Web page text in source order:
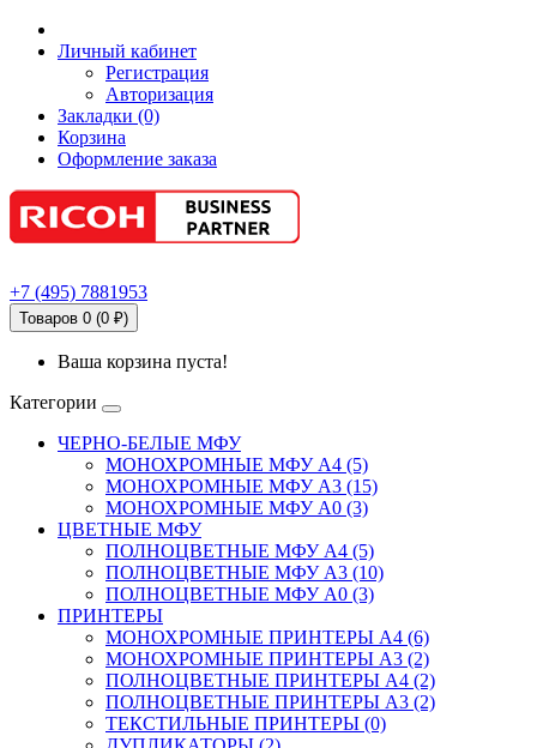
Личный кабинет
Регистрация
Авторизация
Закладки (0)
Корзина
Оформление заказа
+7 (495) 7881953
Товаров 0 (0 ₽)
Ваша корзина пуста!
Категории
ЧЕРНО-БЕЛЫЕ МФУ
МОНОХРОМНЫЕ МФУ А4 (5)
МОНОХРОМНЫЕ МФУ А3 (15)
МОНОХРОМНЫЕ МФУ А0 (3)
ЦВЕТНЫЕ МФУ
ПОЛНОЦВЕТНЫЕ МФУ А4 (5)
ПОЛНОЦВЕТНЫЕ МФУ А3 (10)
ПОЛНОЦВЕТНЫЕ МФУ А0 (3)
ПРИНТЕРЫ
МОНОХРОМНЫЕ ПРИНТЕРЫ А4 (6)
МОНОХРОМНЫЕ ПРИНТЕРЫ А3 (2)
ПОЛНОЦВЕТНЫЕ ПРИНТЕРЫ А4 (2)
ПОЛНОЦВЕТНЫЕ ПРИНТЕРЫ А3 (2)
ТЕКСТИЛЬНЫЕ ПРИНТЕРЫ (0)